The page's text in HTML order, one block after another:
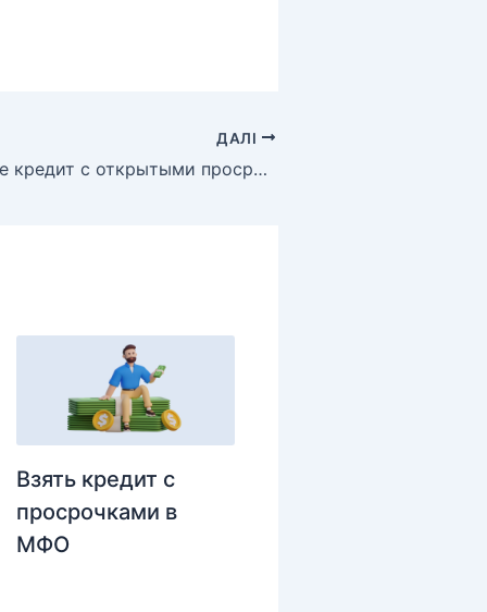
ДАЛІ
Банки дающие кредит с открытыми просрочками украина
Взять кредит с
просрочками в
МФО